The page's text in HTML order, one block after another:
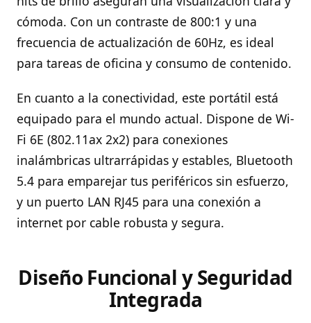
cómoda. Con un contraste de 800:1 y una
frecuencia de actualización de 60Hz, es ideal
para tareas de oficina y consumo de contenido.
En cuanto a la conectividad, este portátil está
equipado para el mundo actual. Dispone de Wi-
Fi 6E (802.11ax 2x2) para conexiones
inalámbricas ultrarrápidas y estables, Bluetooth
5.4 para emparejar tus periféricos sin esfuerzo,
y un puerto LAN RJ45 para una conexión a
internet por cable robusta y segura.
Diseño Funcional y Seguridad
Integrada